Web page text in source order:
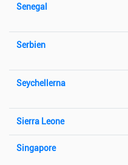
Senegal
Serbien
Seychellerna
Sierra Leone
Singapore